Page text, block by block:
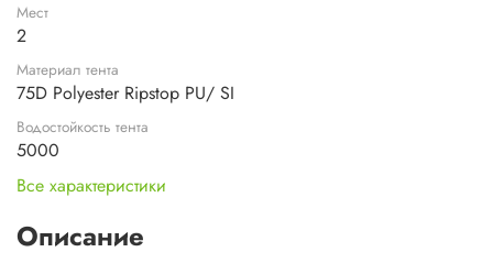
Мест
2
Материал тента
75D Polyester Ripstop PU/ SI
Водостойкость тента
5000
Все характеристики
Описание